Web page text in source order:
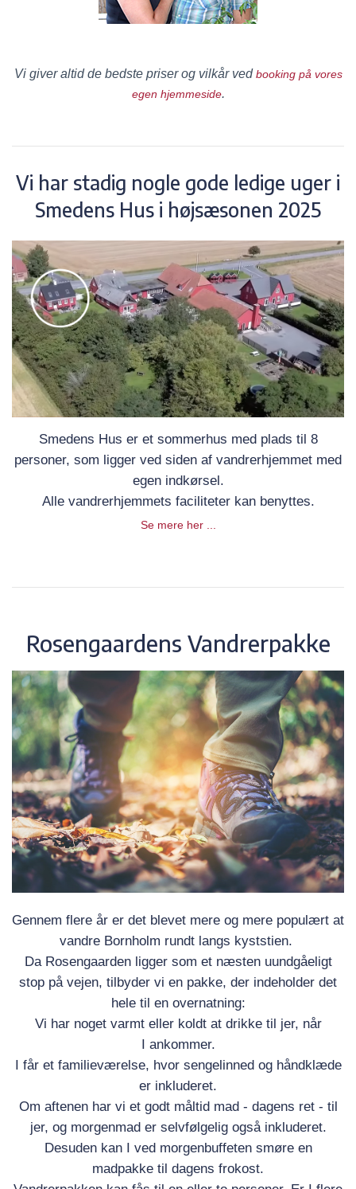
Vi giver altid de bedste priser og vilkår vedbooking på vores
egen hjemmeside.
Vi har stadig nogle gode ledige uger i
Smedens Hus i højsæsonen 2025
Smedens Hus er et sommerhus med plads til 8
personer, som ligger ved siden af vandrerhjemmet med
egen indkørsel.
Alle vandrerhjemmets faciliteter kan benyttes.
Se mere her ...
Rosengaardens Vandrerpakke
Gennem flere år er det blevet mere og mere populært at
vandre Bornholm rundt langs kyststien.
Da Rosengaarden ligger som et næsten uundgåeligt
stop på vejen, tilbyder vi en pakke, der indeholder det
hele til en overnatning:
Vi har noget varmt eller koldt at drikke til jer, når
I ankommer.
I får et familieværelse, hvor sengelinned og håndklæde
er inkluderet.
Om aftenen har vi et godt måltid mad - dagens ret - til
jer, og morgenmad er selvfølgelig også inkluderet.
Desuden kan I ved morgenbuffeten smøre en
madpakke til dagens frokost.